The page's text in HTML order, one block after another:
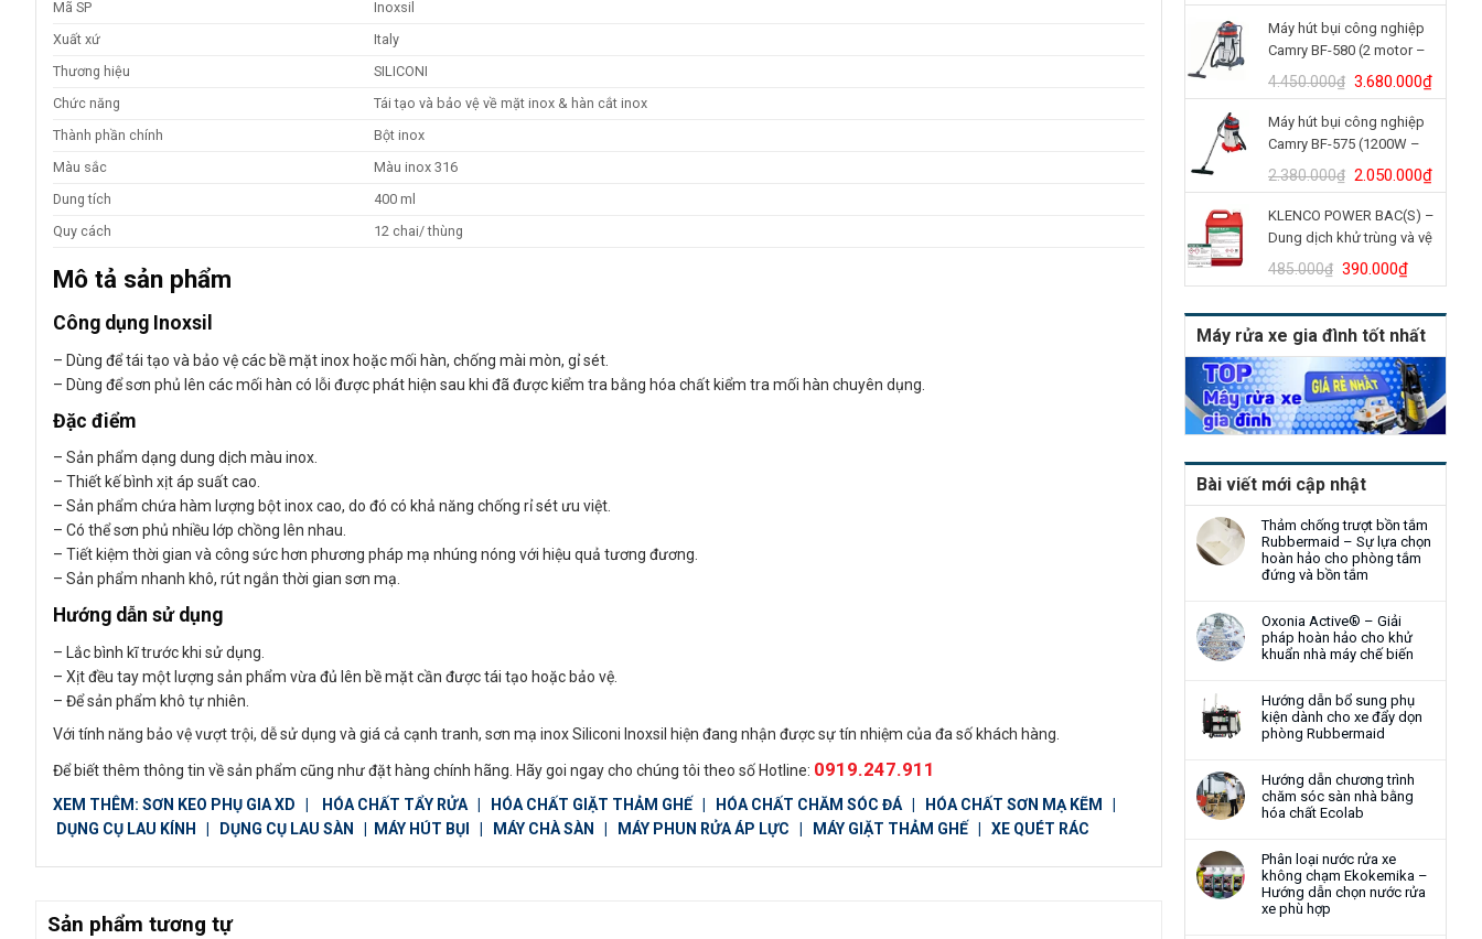
gốc
là:
4.900.000₫.
hiện
Máy hút bụi công nghiệp
Camry BF-580 (2 motor –
70L)
4.450.000₫ Giá
gốc
là:
4.450.000₫.
3.680.000₫Giá
hiện
Máy hút bụi công nghiệp
Camry BF-575 (1200W –
30L)
2.380.000₫ Giá
gốc
là:
2.380.000₫.
2.050.000₫Giá
hiện
tại
là:
KLENCO POWER BAC(S) –
Dung dịch khử trùng và vệ
sinh bồn cầu (Can 5L)
485.000₫ Giá
gốc
là:
485.000₫.
390.000₫Giá
hiện
tại
là:
Máy rửa xe gia đình tốt nhất
Bài viết mới cập nhật
Thảm chống trượt bồn tắm
Rubbermaid – Sự lựa chọn
hoàn hảo cho phòng tắm
đứng và bồn tắm
Oxonia Active® – Giải
pháp hoàn hảo cho khử
khuẩn nhà máy chế biến
Hướng dẫn bổ sung phụ
kiện dành cho xe đẩy dọn
phòng Rubbermaid
Hướng dẫn chương trình
chăm sóc sàn nhà bằng
hóa chất Ecolab
Phân loại nước rửa xe
không chạm Ekokemika –
Hướng dẫn chọn nước rửa
xe phù hợp
Mã SP
Inoxsil
Xuất xứ
Italy
Thương hiệu
SILICONI
Chức năng
Tái tạo và bảo vệ về mặt inox & hàn cắt inox
Thành phần chính
Bột inox
Màu sắc
Màu inox 316
Dung tích
400 ml
Quy cách
12 chai/ thùng
Mô tả sản phẩm
Công dụng Inoxsil
– Dùng để tái tạo và bảo vệ các bề mặt inox hoặc mối hàn, chống mài mòn, gỉ sét.
– Dùng để sơn phủ lên các mối hàn có lỗi được phát hiện sau khi đã được kiểm tra bằng hóa chất kiểm tra mối hàn chuyên dụng.
Đặc điểm
– Sản phẩm dạng dung dịch màu inox.
– Thiết kế bình xịt áp suất cao.
– Sản phẩm chứa hàm lượng bột inox cao, do đó có khả năng chống rỉ sét ưu việt.
– Có thể sơn phủ nhiều lớp chồng lên nhau.
– Tiết kiệm thời gian và công sức hơn phương pháp mạ nhúng nóng với hiệu quả tương đương.
– Sản phẩm nhanh khô, rút ngắn thời gian sơn mạ.
Hướng dẫn sử dụng
– Lắc bình kĩ trước khi sử dụng.
– Xịt đều tay một lượng sản phẩm vừa đủ lên bề mặt cần được tái tạo hoặc bảo vệ.
– Để sản phẩm khô tự nhiên.
Với tính năng bảo vệ vượt trội, dễ sử dụng và giá cả cạnh tranh, sơn mạ inox Siliconi Inoxsil hiện đang nhận được sự tín nhiệm của đa số khách hàng.
Để biết thêm thông tin về sản phẩm cũng như đặt hàng chính hãng. Hãy goi ngay cho chúng tôi theo số Hotline: 0919.247.911
XEM THÊM: SƠN KEO PHỤ GIA XD HÓA CHẤT TẨY RỬA HÓA CHẤT GIẶT THẢM GHẾ HÓA CHẤT CHĂM SÓC ĐÁ HÓA CHẤT SƠN MẠ KẼM
DỤNG CỤ LAU KÍNH
DỤNG CỤ LAU SÀN MÁY HÚT BỤI MÁY CHÀ SÀN MÁY PHUN RỬA ÁP LỰC MÁY GIẶT THẢM GHẾ XE QUÉT RÁC
Sản phẩm tương tự